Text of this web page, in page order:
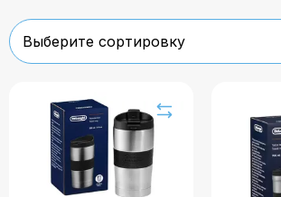
Выберите сортировку